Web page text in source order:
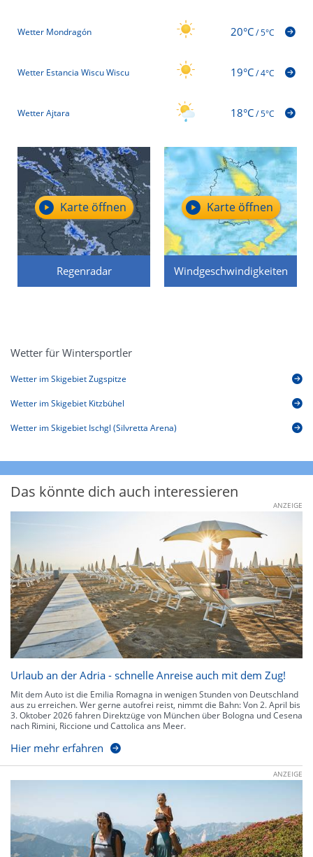
Wetter Mondragón 20°C/5°C
Wetter Estancia Wiscu Wiscu 19°C/4°C
Wetter Ajtara 18°C/5°C
Regenradar
Karte öffnen
Windgeschwindigkeiten
Karte öffnen
Wetter für Wintersportler
Wetter im Skigebiet Zugspitze
Wetter im Skigebiet Kitzbühel
Wetter im Skigebiet Ischgl (Silvretta Arena)
Das könnte dich auch interessieren
ANZEIGE
Urlaub an der Adria - schnelle Anreise auch mit dem Zug!
Mit dem Auto ist die Emilia Romagna in wenigen Stunden von Deutschland
aus zu erreichen. Wer gerne autofrei reist, nimmt die Bahn: Von 2. April bis
3. Oktober 2026 fahren Direktzüge von München über Bologna und Cesena
nach Rimini, Riccione und Cattolica ans Meer.
Hier mehr erfahren
ANZEIGE